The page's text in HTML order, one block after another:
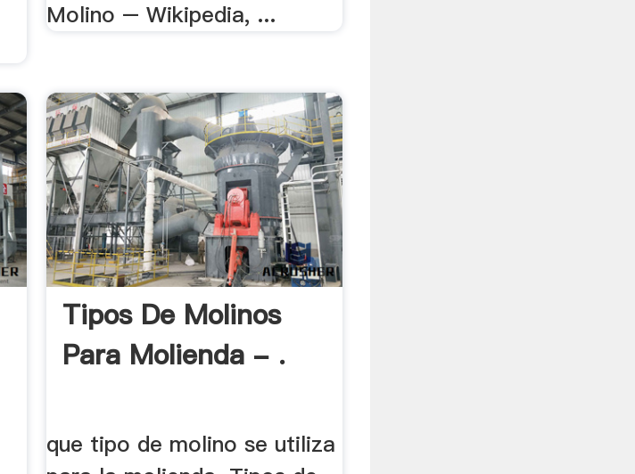
Molino – Wikipedia, ...
Tipos De Molinos
Para Molienda - .
que tipo de molino se utiliza